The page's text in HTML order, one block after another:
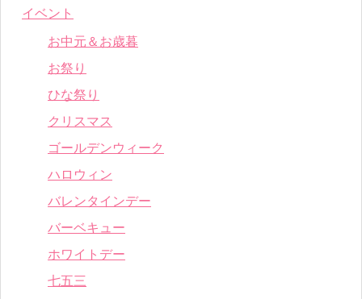
イベント
お中元＆お歳暮
お祭り
ひな祭り
クリスマス
ゴールデンウィーク
ハロウィン
バレンタインデー
バーベキュー
ホワイトデー
七五三